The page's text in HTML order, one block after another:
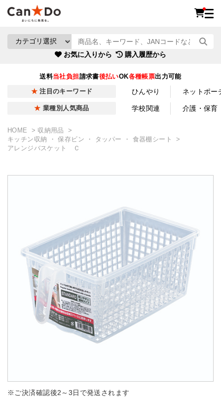
お気に入りから 購入履歴から
送料当社負担請求書後払いOK各種帳票出力可能
注目のキーワード ひんやり ネットポー
業種別人気商品 学校関連 介護・保育
HOME
収納用品
キッチン収納 ・ 保存ビン ・ タッパー ・ 食器棚シート
アレンジバスケット Ｃ
※ご決済確認後2～3日で発送されます